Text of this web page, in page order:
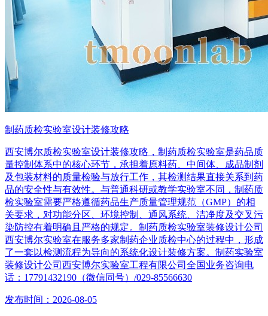
制药质检实验室设计装修攻略
西安博尔质检实验室设计装修攻略，制药质检实验室是药品质
量控制体系中的核心环节，承担着原料药、中间体、成品制剂
及包装材料的质量检验与放行工作，其检测结果直接关系到药
品的安全性与有效性。与普通科研或教学实验室不同，制药质
检实验室需要严格遵循药品生产质量管理规范（GMP）的相
关要求，对功能分区、环境控制、通风系统、洁净度及交叉污
染防控有着明确且严格的规定。制药质检实验室装修设计公司
西安博尔实验室在服务多家制药企业质检中心的过程中，形成
了一套以检测流程为导向的系统化设计装修方案。制药实验室
装修设计公司西安博尔实验室工程有限公司全国业务咨询电
话：17791432190（微信同号）/029-85566630
发布时间：2026-08-05